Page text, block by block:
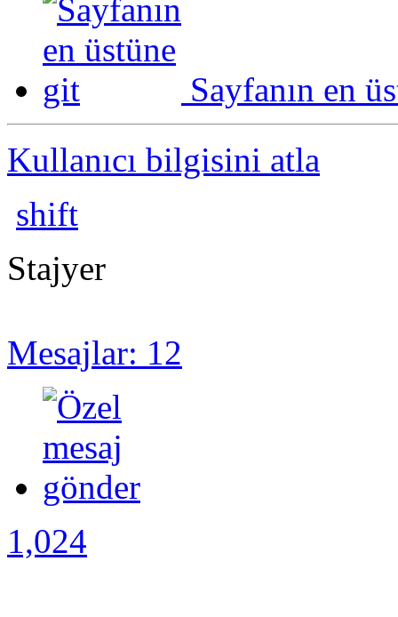
Sayfanın en
Kullanıcı bilgisini atla
shift
Stajyer
Mesajlar: 12
1,024